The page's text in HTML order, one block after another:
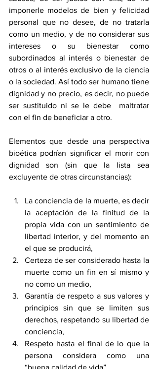
imponerle modelos de bien y felicidad
personal que no desee, de no tratarla
como un medio, y de no considerar sus
intereses o su bienestar como
subordinados al interés o bienestar de
otros o al interés exclusivo de la ciencia
o la sociedad. Así todo ser humano tiene
dignidad y no precio, es decir, no puede
ser sustituido ni se le debe  maltratar
con el fin de beneficiar a otro.
Elementos que desde una perspectiva
bioética podrían significar el morir con
dignidad son (sin que la lista sea
excluyente de otras circunstancias):
La conciencia de la muerte, es decir
la aceptación de la finitud de la
propia vida con un sentimiento de
libertad interior, y del momento en
el que se producirá,
Certeza de ser considerado hasta la
muerte como un fin en sí mismo y
no como un medio,
Garantía de respeto a sus valores y
principios sin que se limiten sus
derechos, respetando su libertad de
conciencia,
Respeto hasta el final de lo que la
persona considera como una